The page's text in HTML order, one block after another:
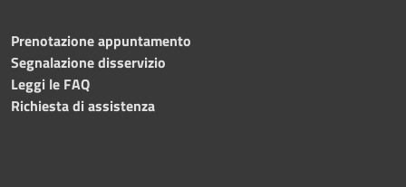
Prenotazione appuntamento
Segnalazione disservizio
Leggi le FAQ
Richiesta di assistenza